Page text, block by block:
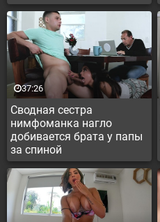
Сводная сестра
нимфоманка нагло
добивается брата у папы
за спиной
37:26